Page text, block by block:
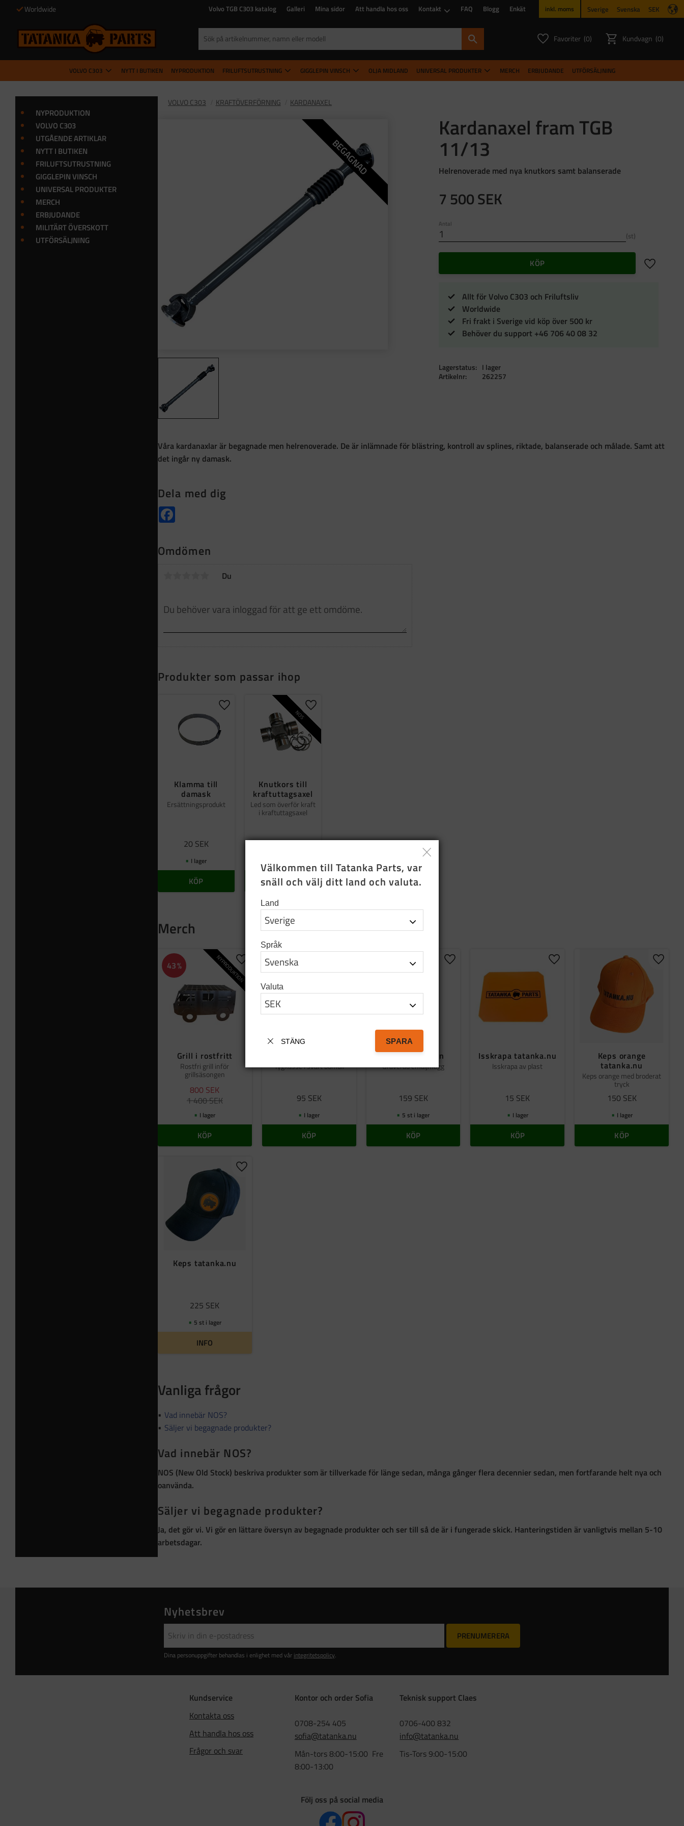
Worldwide Volvo TGB C303 katalog Galleri Mina sidor Att handla hos oss Kontakt FAQ Blogg Enkät inkl. moms Sverige Svenska SEK
FavoriterANTAL FAVORITER:
0 Kundvagn ANTAL
0
VOLVO C303 NYTT I BUTIKEN NYPRODUKTION FRILUFTSUTRUSTNING GIGGLEPIN VINSCH OLJA MIDLAND UNIVERSAL PRODUKTER MERCH ERBJUDANDE UTFÖRSÄLJNING
VOLVO C303 KRAFTÖVERFÖRNING KARDANAXEL
Kardanaxel fram TGB
11/13
Helrenoverade med nya knutkors samt balanserade
BEGAGNAD
7 500SEK
Antal
st
KÖP Lägg till i
Allt för Volvo C303 och Friluftsliv
Worldwide
Fri frakt i Sverige vid köp över 500 kr
Behöver du support +46 706 40 08 32
Lagerstatus
I lager
Artikelnr
262257
Våra kardanaxlar är begagnade men helrenoverade. De är inlämnade för blästring, kontroll av splines, riktade, balanserade och målade. Samt att
det ingår ny damask.
Dela med dig
Omdömen
Du
Produkter som passar ihop
Klamma till
damask
Ersättningsprodukt
20 SEK
Lägg till i favoriter
I lager
KÖP
Knutkors till
kraftuttagsaxel
Led som överför kraft
i kraftuttagsaxel
249SEK
NOS Lägg till i favoriter
KÖP
Merch
Grill i rostfritt
Rostfri grill inför
grillsäsongen
800 SEK
1 400SEK
43% NYPRODUKTIONLägg till i favoriter
I lager
KÖP
Tygkasse i svart bomull
95 SEK
I lager
KÖP
Emaljmugg grön
Graverad emaljmugg
159 SEK
Lägg till i favoriter
5 st i lager
KÖP
Isskrapa tatanka.nu
Isskrapa av plast
15 SEK
Lägg till i favoriter
I lager
KÖP
Keps orange
tatanka.nu
Keps orange med broderat
tryck
150 SEK
Lägg
I lager
KÖP
Keps tatanka.nu
225 SEK
Lägg till i favoriter
5 st i lager
INFO
Vanliga frågor
Vad innebär NOS?
Säljer vi begagnade produkter?
Vad innebär NOS?
NOS (New Old Stock) beskriva produkter som ärtillverkade för länge sedan, många gånger flera decennier sedan, men fortfarande helt nya och
oanvända.
Säljer vi begagnade produkter?
Ja, det gör vi. Vi gör en lättare översyn av begagnade produkter och ser till så de är i fungerade skick. Hanteringstiden är vanligtvis mellan 5-10
arbetsdagar.
NYPRODUKTION
VOLVO C303
UTGÅENDE ARTIKLAR
NYTT I BUTIKEN
FRILUFTSUTRUSTNING
GIGGLEPIN VINSCH
UNIVERSAL PRODUKTER
MERCH
ERBJUDANDE
MILITÄRT ÖVERSKOTT
UTFÖRSÄLJNING
Nyhetsbrev
PRENUMERERA
Dina personuppgifter behandlas i enlighet med vår integritetspolicy.
Kundservice
Kontakta oss
Att handla hos oss
Frågor och svar
Kontor och order Sofia
0708-254 405
sofia@tatanka.nu
Mån-tors 8:00-15:00 Fre
8:00-13:00
Teknisk support Claes
0706-400 832
info@tatanka.nu
Tis-Tors 9:00-15:00
Följ oss på social media
Välkommen till Tatanka Parts, var
snäll och välj ditt land och valuta.
Land
Språk
Valuta
STÄNG SPARA